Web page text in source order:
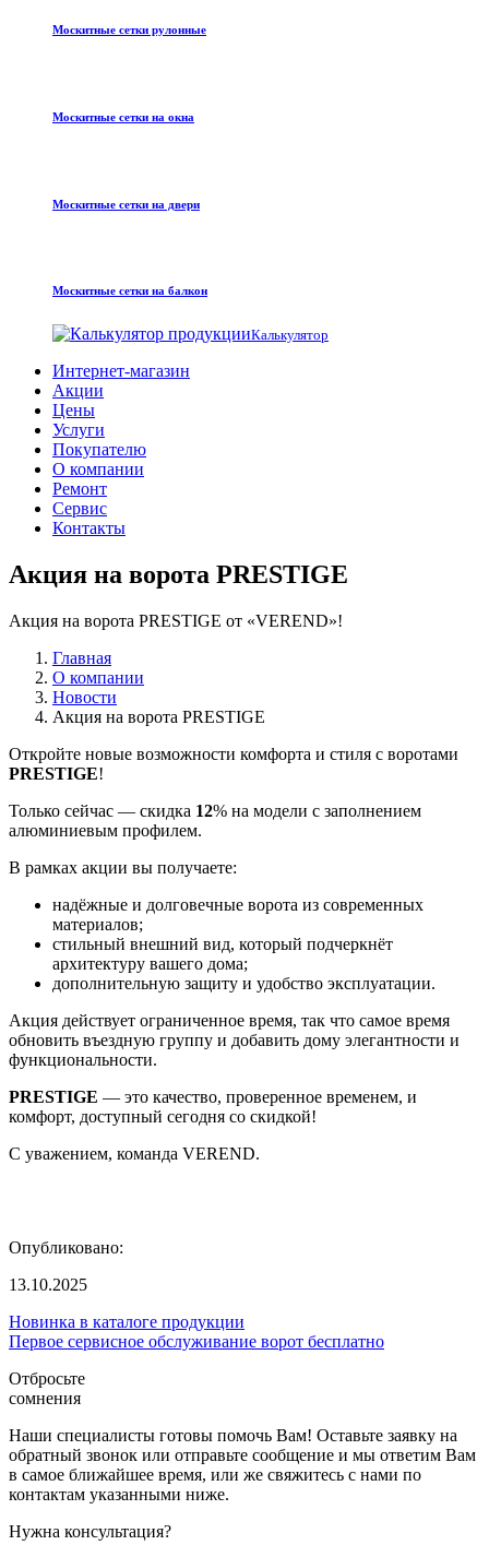
Москитные сетки рулонные
Москитные сетки на окна
Москитные сетки на двери
Москитные сетки на балкон
Калькулятор
Интернет-магазин
Акции
Цены
Услуги
Покупателю
О компании
Ремонт
Сервис
Контакты
Акция на ворота PRESTIGE
Акция на ворота PRESTIGE от «VEREND»!
Главная
О компании
Новости
Акция на ворота PRESTIGE
Откройте новые возможности комфорта и стиля с воротами
PRESTIGE!
Только сейчас — скидка 12% на модели с заполнением
алюминиевым профилем.
В рамках акции вы получаете:
надёжные и долговечные ворота из современных
материалов;
стильный внешний вид, который подчеркнёт
архитектуру вашего дома;
дополнительную защиту и удобство эксплуатации.
Акция действует ограниченное время, так что самое время
обновить въездную группу и добавить дому элегантности и
функциональности.
PRESTIGE — это качество, проверенное временем, и
комфорт, доступный сегодня со скидкой!
С уважением, команда VEREND.
Опубликовано:
13.10.2025
Новинка в каталоге продукции
Первое сервисное обслуживание ворот бесплатно
Отбросьте
сомнения
Наши специалисты готовы помочь Вам! Оставьте заявку на
обратный звонок или отправьте сообщение и мы ответим Вам
в самое ближайшее время, или же свяжитесь с нами по
контактам указанными ниже.
Нужна консультация?